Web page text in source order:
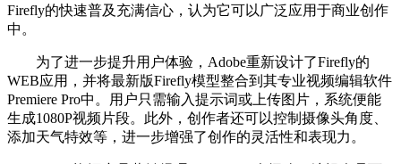
Firefly的快速普及充满信心，认为它可以广泛应用于商业创作
中。
为了进一步提升用户体验，Adobe重新设计了Firefly的
WEB应用，并将最新版Firefly模型整合到其专业视频编辑软件
Premiere Pro中。用户只需输入提示词或上传图片，系统便能
生成1080P视频片段。此外，创作者还可以控制摄像头角度、
添加天气特效等，进一步增强了创作的灵活性和表现力。